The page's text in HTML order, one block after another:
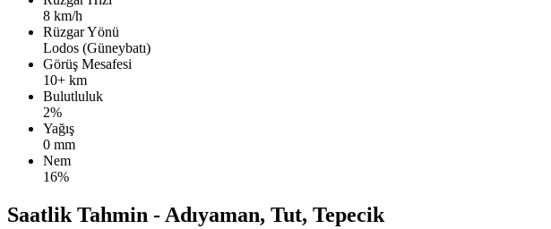
8 km/h
Rüzgar Yönü
Lodos (Güneybatı)
Görüş Mesafesi
10+ km
Bulutluluk
2%
Yağış
0 mm
Nem
16%
Saatlik Tahmin - Adıyaman, Tut, Tepecik